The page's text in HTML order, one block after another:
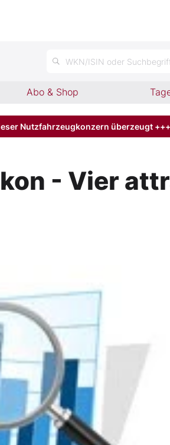
WKN/ISIN oder
Abo & Shop
Nutzfahrzeugkonzern überzeugt +++
- Vier